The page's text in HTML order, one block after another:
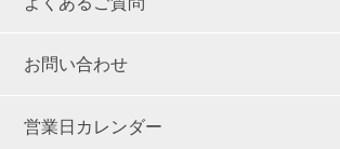
お問い合わせ
営業日カレンダー